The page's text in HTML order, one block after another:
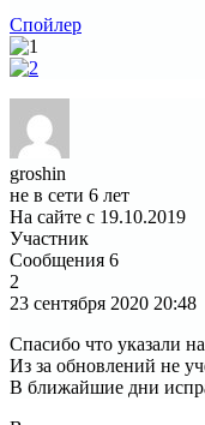
Спойлер
groshin
не в сети 6 лет
На сайте с 19.10.2019
Участник
Сообщения 6
2
23 сентября 2020 20:48
Спасибо что указали
Из за обновлений не
В ближайшие дни